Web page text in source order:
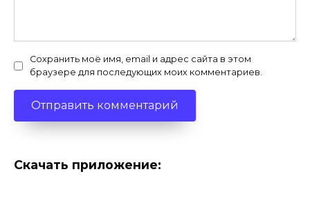
Сохранить моё имя, email и адрес сайта в этом
браузере для последующих моих комментариев.
Скачать приложение: